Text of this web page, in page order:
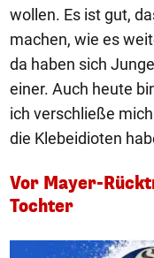
wollen. Es ist gut,
machen, wie es
da haben sich
einer. Auch heute
ich verschließe
die Klebeidioten
Vor Mayer-
Tochter
1/16